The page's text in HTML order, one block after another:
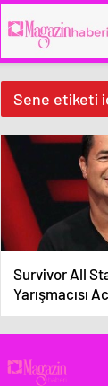
Sene etiketi
Survivor All
Yarışmacısı
Tarafından